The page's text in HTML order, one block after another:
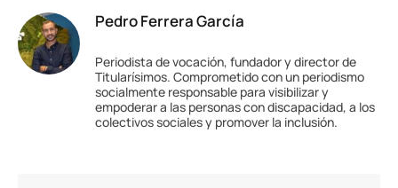
Pedro Ferrera García
Periodista de vocación, fundador y director de
Titularísimos. Comprometido con un periodismo
socialmente responsable para visibilizar y
empoderar a las personas con discapacidad, a los
colectivos sociales y promover la inclusión.